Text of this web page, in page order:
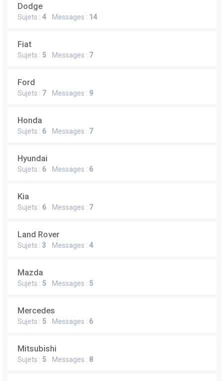
Dodge
Sujets : 4Messages : 14
Fiat
Sujets : 5 Messages : 7
Ford
Sujets : 7Messages : 9
Honda
Sujets : 6 Messages : 7
Hyundai
Sujets : 6 Messages : 6
Kia
Sujets : 6 Messages : 7
Land Rover
Sujets : 3 Messages : 4
Mazda
Sujets : 5 Messages : 5
Mercedes
Sujets : 5 Messages : 6
Mitsubishi
Sujets : 5 Messages : 8